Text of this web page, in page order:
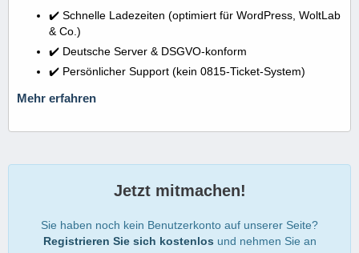
✔️ Schnelle Ladezeiten (optimiert für WordPress, WoltLab
& Co.)
✔️ Deutsche Server & DSGVO-konform
✔️ Persönlicher Support (kein 0815-Ticket-System)
Mehr erfahren
Jetzt mitmachen!
Sie haben noch kein Benutzerkonto auf unserer Seite?
Registrieren Sie sich kostenlos und nehmen Sie an